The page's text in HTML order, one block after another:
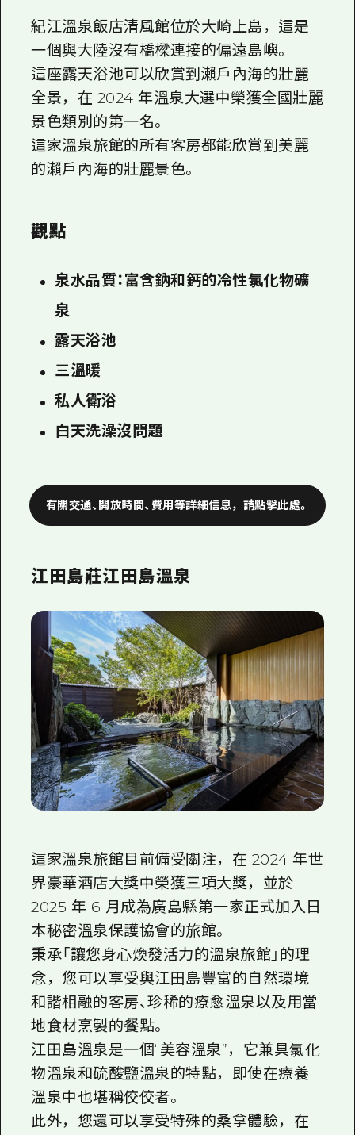
紀江溫泉飯店清風館位於大崎上島，這是
一個與大陸沒有橋樑連接的偏遠島嶼。
這座露天浴池可以欣賞到瀨戶內海的壯麗
全景，在 2024 年溫泉大選中榮獲全國壯麗
景色類別的第一名。
這家溫泉旅館的所有客房都能欣賞到美麗
的瀨戶內海的壯麗景色。
觀點
泉水品質：富含鈉和鈣的冷性氯化物礦
泉
露天浴池
三溫暖
私人衛浴
白天洗澡沒問題
有關交通、開放時間、費用等詳細信息，請點擊此處。
江田島莊江田島溫泉
這家溫泉旅館目前備受關注，在 2024 年世
界豪華酒店大獎中榮獲三項大獎，並於
2025 年 6 月成為廣島縣第一家正式加入日
本秘密溫泉保護協會的旅館。
秉承「讓您身心煥發活力的溫泉旅館」的理
念，您可以享受與江田島豐富的自然環境
和諧相融的客房、珍稀的療愈溫泉以及用當
地食材烹製的餐點。
江田島溫泉是一個“美容溫泉”，它兼具氯化
物溫泉和硫酸鹽溫泉的特點，即使在療養
溫泉中也堪稱佼佼者。
此外，您還可以享受特殊的桑拿體驗，在